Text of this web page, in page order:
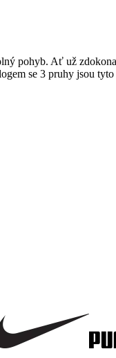
pohyb. Ať už
se 3 pruhy jsou